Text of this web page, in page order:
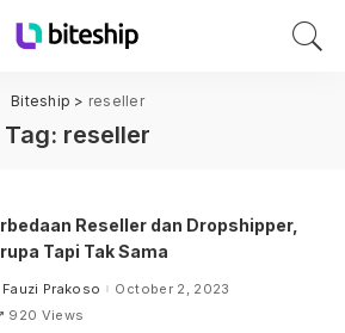
Biteship > reseller
Tag: reseller
Reseller dan Dropshipper,
Tapi Tak Sama
Fauzi Prakoso
October 2, 2023
920 Views